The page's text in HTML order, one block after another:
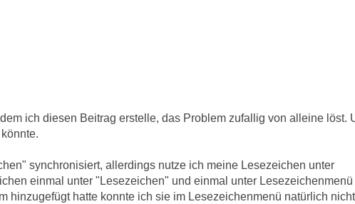
ich diesen Beitrag erstelle, das Problem zufallig von alleine löst.
synchronisiert, allerdings nutze ich meine Lesezeichen unter
einmal unter "Lesezeichen" und einmal unter Lesezeichenmenü
hinzugefügt hatte konnte ich sie im Lesezeichenmenü natürlich